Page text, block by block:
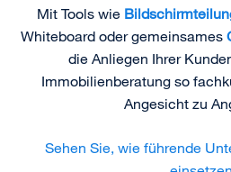
Mit Tools wie
Whiteboard oder gemeinsames
die Anliegen Ihrer
Immobilienberatung so
Angesicht zu
Sehen Sie, wie führende